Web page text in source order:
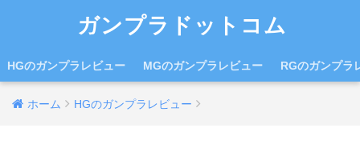
ガンプラドットコム
HGのガンプラレビュー MGのガンプラレビュー RGのガンプラ
ホーム HGのガンプラレビュー